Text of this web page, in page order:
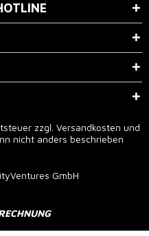
zzgl. Versandkosten und
nicht anders beschrieben
GmbH